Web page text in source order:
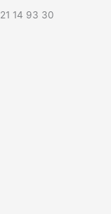
21 14 93 30